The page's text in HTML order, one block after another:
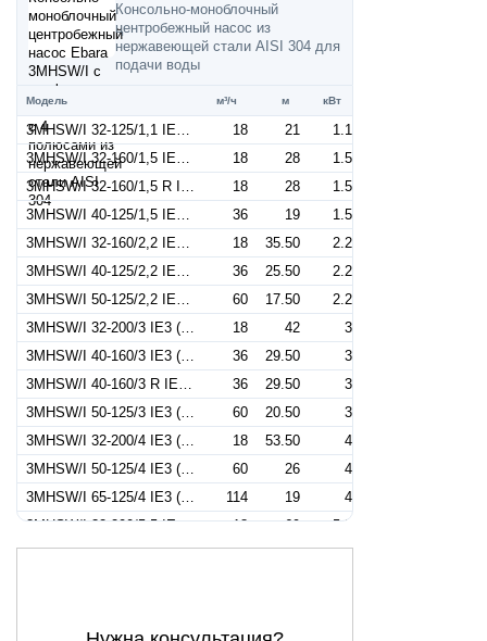
Консольно-моноблочный
центробежный насос из
нержавеющей стали AISI 304 для
подачи воды
Модель м³/ч м кВт
3MHSW/I 32-125/1,1 IE3 (Артикул 1300209404I) 18 21
1.1
3MHSW/I 32-160/1,5 IE3 (Артикул 1300209604I)
18 28
1.5
3MHSW/I 32-160/1,5 R IE3 (Артикул 1300209204I)
18 28
1.5
3MHSW/I 40-125/1,5 IE3 (Артикул 1320379104I)
36 19
1.5
3MHSW/I 32-160/2,2 IE3 (Артикул 1300309104I)
18 35.50
2.2
3MHSW/I 40-125/2,2 IE3 (Артикул 1329279204I)
36 25.50
2.2
3MHSW/I 50-125/2,2 IE3 (Артикул 1330509104I)
60 17.50
2.2
3MHSW/I 32-200/3 IE3 (Артикул 1310409104I)
18 42
3
3MHSW/I 40-160/3 IE3 (Артикул 1320409304I)
36 29.50
3
3MHSW/I 40-160/3 R IE3 (Артикул 1320409104I)
36 29.50
3
3MHSW/I 50-125/3 IE3 (Артикул 1330559104I)
60 20.50
3
3MHSW/I 32-200/4 IE3 (Артикул 1310559104I)
18 53.50
4
3MHSW/I 50-125/4 IE3 (Артикул 1330409104I)
60 26
4
3MHSW/I 65-125/4 IE3 (Артикул 1344129104I)
114 19
4
3MHSW/I 32-200/5,5 IE3 (Артикул 1310759106I)
18 69
5.5
3MHSW/I 40-200/5,5 IE3 (Артикул 1330759104I)
36 45.50
5.5